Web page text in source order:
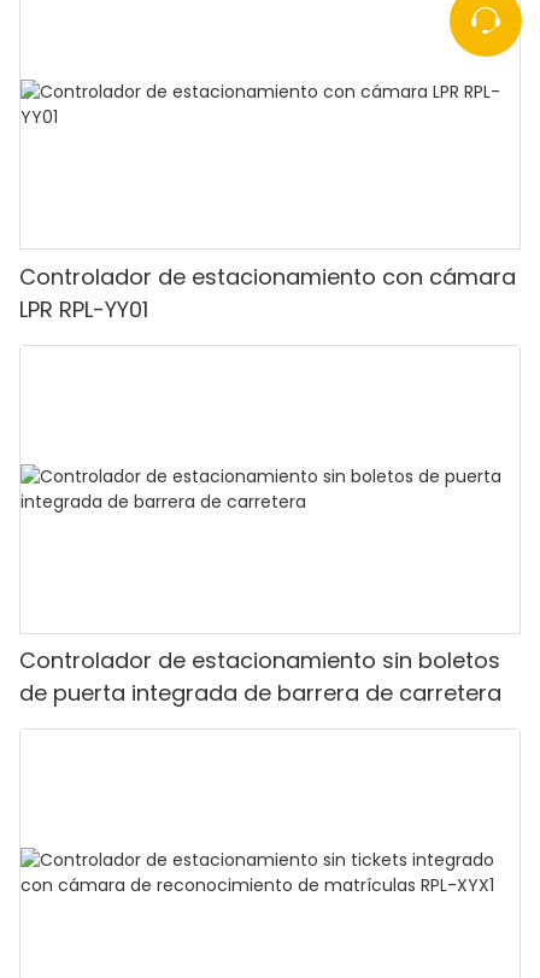
Controlador de estacionamiento con cámara
LPR RPL-YY01
Controlador de estacionamiento sin boletos
de puerta integrada de barrera de carretera